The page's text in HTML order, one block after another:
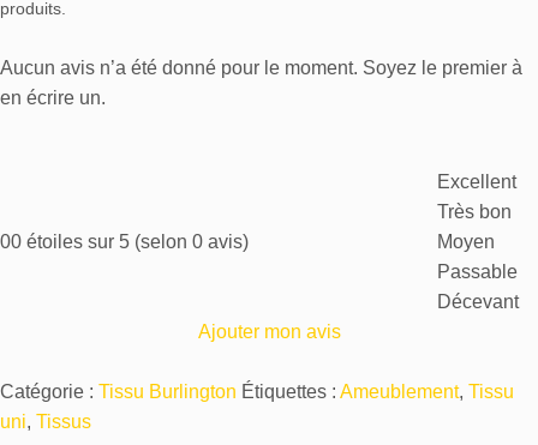
produits.
Aucun avis n’a été donné pour le moment. Soyez le premier à
en écrire un.
00 étoiles sur 5 (selon 0 avis)
Excellent
Très bon
Moyen
Passable
Décevant
Ajouter mon avis
Catégorie : Tissu Burlington Étiquettes : Ameublement, Tissu
uni, Tissus